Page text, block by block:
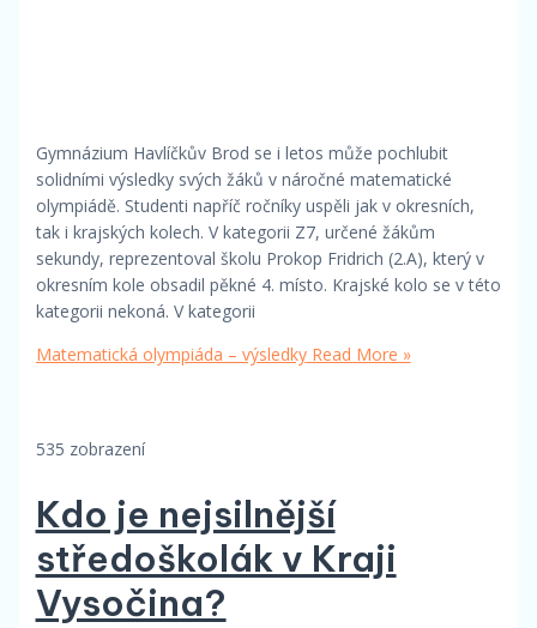
Gymnázium Havlíčkův Brod se i letos může pochlubit
solidními výsledky svých žáků v náročné matematické
olympiádě. Studenti napříč ročníky uspěli jak v okresních,
tak i krajských kolech. V kategorii Z7, určené žákům
sekundy, reprezentoval školu Prokop Fridrich (2.A), který v
okresním kole obsadil pěkné 4. místo. Krajské kolo se v této
kategorii nekoná. V kategorii
Matematická olympiáda – výsledkyRead More »
535 zobrazení
Kdo je nejsilnější
středoškolák v Kraji
Vysočina?